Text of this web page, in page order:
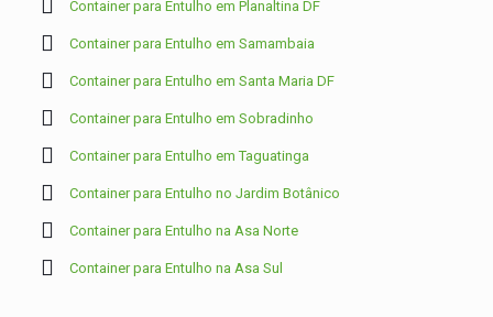
Container para Entulho em Planaltina DF
Container para Entulho em Samambaia
Container para Entulho em Santa Maria DF
Container para Entulho em Sobradinho
Container para Entulho em Taguatinga
Container para Entulho no Jardim Botânico
Container para Entulho na Asa Norte
Container para Entulho na Asa Sul